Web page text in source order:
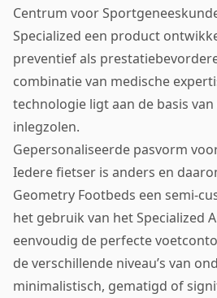
Centrum voor
Specialized een product
preventief als
combinatie van medische
technologie ligt aan de basis
inlegzolen.
Gepersonaliseerde pasvorm
Iedere fietser is anders en
Geometry Footbeds een semi-
het gebruik van het Specialized
eenvoudig de perfecte
de verschillende niveau’s van
minimalistisch, gematigd of